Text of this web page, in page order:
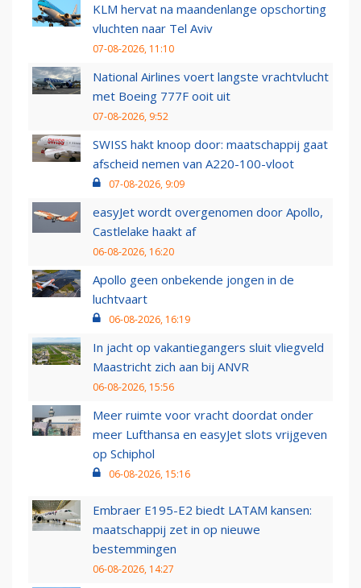
KLM hervat na maandenlange opschorting
vluchten naar Tel Aviv
07-08-2026, 11:10
National Airlines voert langste vrachtvlucht
met Boeing 777F ooit uit
07-08-2026, 9:52
SWISS hakt knoop door: maatschappij gaat
afscheid nemen van A220-100-vloot
07-08-2026, 9:09
easyJet wordt overgenomen door Apollo,
Castlelake haakt af
06-08-2026, 16:20
Apollo geen onbekende jongen in de
luchtvaart
06-08-2026, 16:19
In jacht op vakantiegangers sluit vliegveld
Maastricht zich aan bij ANVR
06-08-2026, 15:56
Meer ruimte voor vracht doordat onder
meer Lufthansa en easyJet slots vrijgeven
op Schiphol
06-08-2026, 15:16
Embraer E195-E2 biedt LATAM kansen:
maatschappij zet in op nieuwe
bestemmingen
06-08-2026, 14:27